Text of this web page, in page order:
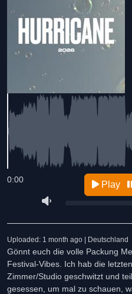
0:00 Play
Uploaded: 1 month ago | Deutschland
Gönnt euch die volle Packung
Festival-Vibes. Ich hab die
Zimmer/Studio geschwitzt und
gesessen, um mal zu schauen,